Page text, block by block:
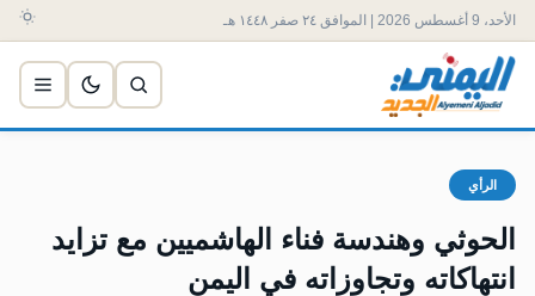
الأحد، 9 أغسطس 2026 | الموافق ٢٤ صفر ١٤٤٨ هـ
الرأي
الحوثي وهندسة فناء الهاشميين مع تزايد
انتهاكاته وتجاوزاته في اليمن